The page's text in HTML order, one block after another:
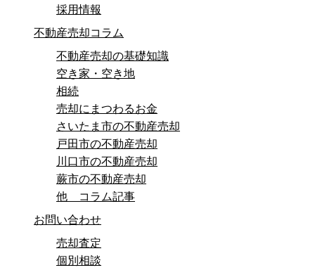
採用情報
不動産売却コラム
不動産売却の基礎知識
空き家・空き地
相続
売却にまつわるお金
さいたま市の不動産売却
戸田市の不動産売却
川口市の不動産売却
蕨市の不動産売却
他 コラム記事
お問い合わせ
売却査定
個別相談